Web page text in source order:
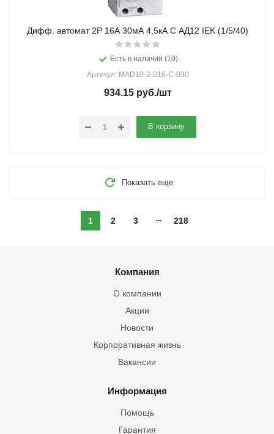
Дифф. автомат 2Р 16А 30мА 4,5кА С АД12 IEK (1/5/40)
Есть в наличии (10)
Артикул: MAD10-2-016-C-030
934.15руб./шт
В корзину
Показать еще
1 2 3 218
Компания
О компании
Акции
Новости
Корпоративная жизнь
Вакансии
Информация
Помощь
Гарантия